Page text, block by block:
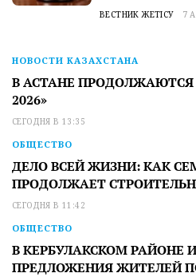
ВЕСТНИК ЖЕТІСУ 7
НОВОСТИ КАЗАХСТАНА
В АСТАНЕ
2026»
СЕГОДНЯ В 13:35
ОБЩЕСТВО
ДЕЛО ВСЕЙ ЖИЗНИ: КАК
ПРОДОЛЖАЕТ
СЕГОДНЯ В 11:42
ОБЩЕСТВО
В КЕРБУЛАКСКОМ РАЙОНЕ
ПРЕДЛОЖЕНИЯ ЖИТЕЛЕЙ